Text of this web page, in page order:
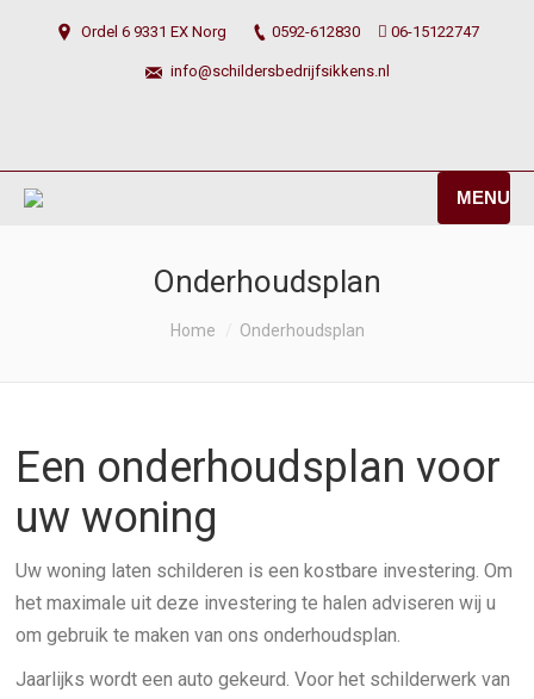
Ordel 6 9331 EX Norg 0592-612830 06-15122747
info@schildersbedrijfsikkens.nl
MENU
Onderhoudsplan
Home Onderhoudsplan
Een onderhoudsplan voor
uw woning
Uw woning laten schilderen is een kostbare investering. Om
het maximale uit deze investering te halen adviseren wij u
om gebruik te maken van ons onderhoudsplan.
Jaarlijks wordt een auto gekeurd. Voor het schilderwerk van